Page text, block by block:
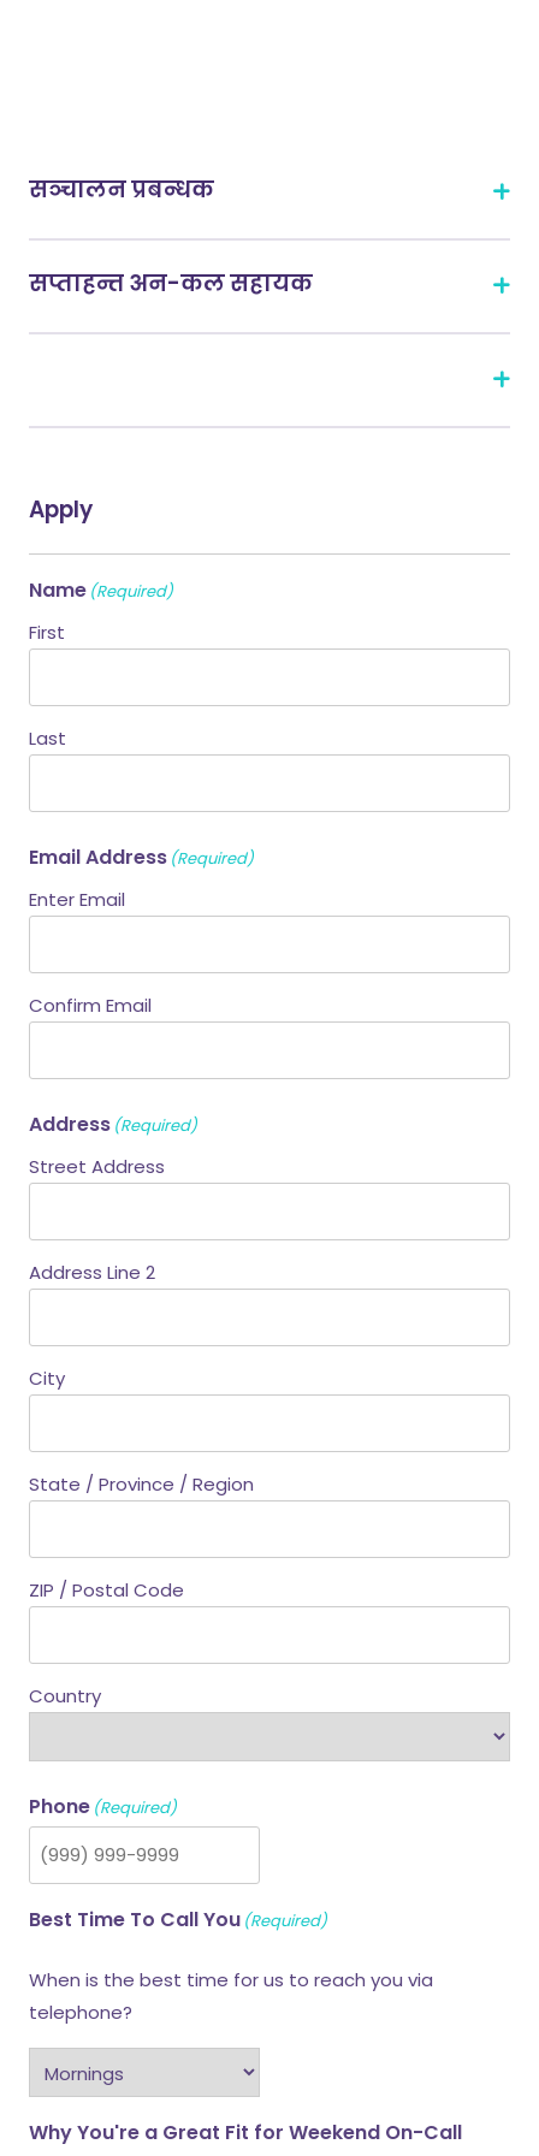
सञ्चालन प्रबन्धक
सप्ताहन्त अन-कल सहायक
Apply
Name (Required)
First
Last
Email Address (Required)
Enter Email
Confirm Email
Address (Required)
Street Address
Address Line 2
City
State / Province / Region
ZIP / Postal Code
Country
Phone (Required)
Best Time To Call You (Required)
When is the best time for us to reach you via
telephone?
Why You're a Great Fit for Weekend On-Call